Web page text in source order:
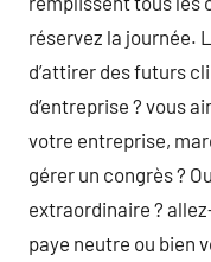
réservez la journée.
d’attirer des futurs
d’entreprise ? vous
votre entreprise,
gérer un congrès ?
extraordinaire ?
paye neutre ou bien